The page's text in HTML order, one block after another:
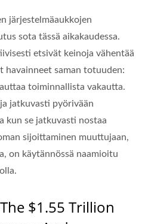
järjestelmäaukkojen
sota tässä aikakaudessa.
etsivät keinoja vähentää
havainneet saman totuuden:
toiminnallista vakautta.
jatkuvasti pyörivään
kun se jatkuvasti nostaa
sijoittaminen muuttujaan,
on käytännössä naamioitu
The $1.55 Trillion